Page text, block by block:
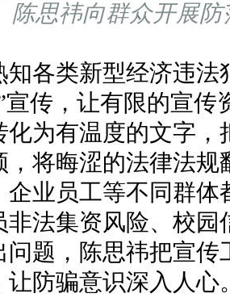
陈思祎向群众开展
类新型经济违法
宣传，让有限的宣
化为有温度的文字
，将晦涩的法律法规
企业员工等不同群
非法集资风险、校
问题，陈思祎把宣
让防骗意识深入人心